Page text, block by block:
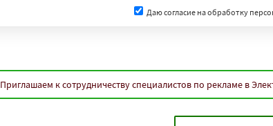
Даю согласие на обработку
Приглашаем к сотрудничеству специалистов по рекламе в